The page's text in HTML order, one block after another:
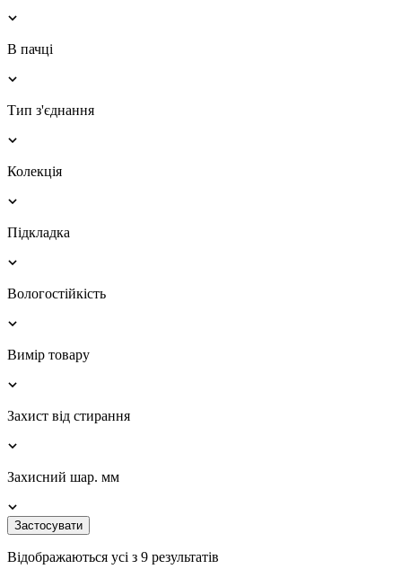
В пачці
Тип з'єднання
Колекція
Підкладка
Вологостійкість
Вимір товару
Захист від стирання
Захисний шар. мм
Застосувати
Відображаються усі з 9 результатів